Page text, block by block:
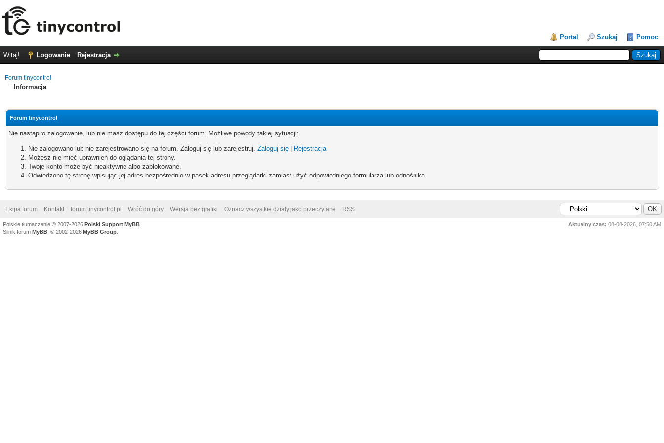
Portal Szukaj Pomoc
Witaj! Logowanie Rejestracja
Forum tinycontrol
Informacja
Forum tinycontrol
Nie nastąpiło zalogowanie, lub nie masz dostępu do tej części forum. Możliwe powody takiej sytuacji:
Nie zalogowano lub nie zarejestrowano się na forum. Zaloguj się lub zarejestruj. Zaloguj się
Rejestracja
Możesz nie mieć uprawnień do oglądania tej strony.
Twoje konto może być nieaktywne albo zablokowane.
Odwiedzono tę stronę wpisując jej adres bezpośrednio w pasek adresu przeglądarki zamiast użyć odpowiedniego formularza lub odnośnika.
Ekipa forum Kontakt forum.tinycontrol.pl Wróć do góry Wersja bez grafiki Oznacz wszystkie działy jako przeczytane RSS
Aktualny czas: 08-08-2026, 07:50 AM
Polskie tłumaczenie © 2007-2026 Polski Support MyBB
Silnik forum MyBB , © 2002-2026 MyBB Group